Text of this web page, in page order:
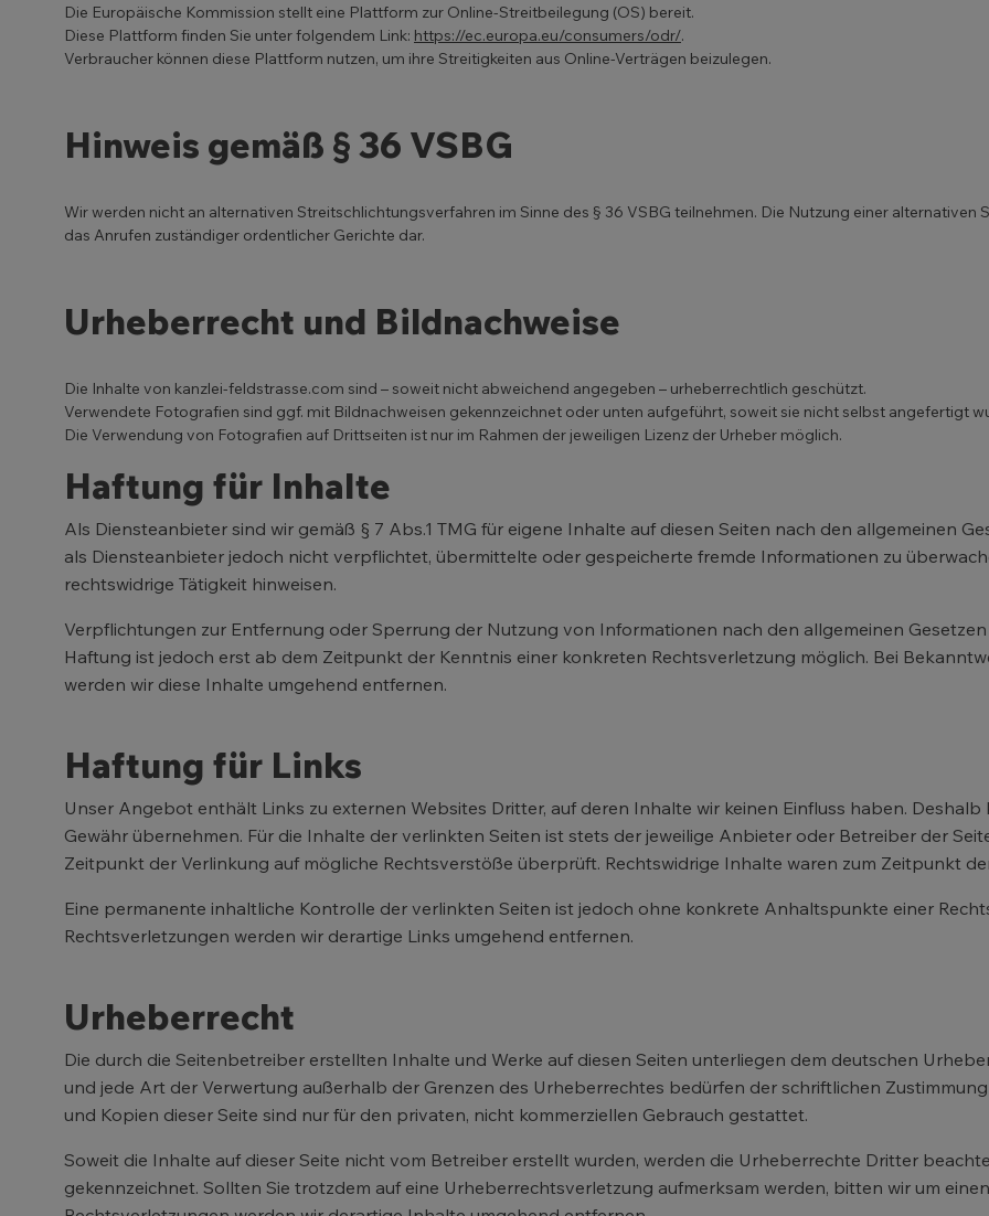
Die Europäische Kommission stellt eine Plattform zur Online-Streitbeilegung (OS) bereit.
Diese Plattform finden Sie unter folgendem Link: https://ec.europa.eu/consumers/odr/.
Verbraucher können diese Plattform nutzen, um ihre Streitigkeiten aus Online-Verträgen beizulegen.
Hinweis gemäß § 36 VSBG
Wir werden nicht an alternativen Streitschlichtungsverfahren im Sinne des § 36 VSBG teilnehmen. Die Nutzung einer
das Anrufen zuständiger ordentlicher Gerichte dar.
Urheberrecht und Bildnachweise
Die Inhalte von kanzlei-feldstrasse.com sind – soweit nicht abweichend angegeben – urheberrechtlich geschützt.
Verwendete Fotografien sind ggf. mit Bildnachweisen gekennzeichnet oder unten aufgeführt, soweit sie nicht selbst angefertigt
Die Verwendung von Fotografien auf Drittseiten ist nur im Rahmen der jeweiligen Lizenz der Urheber möglich.
Haftung für Inhalte
Als Diensteanbieter sind wir gemäß § 7 Abs.1 TMG für eigene Inhalte auf diesen Seiten nach den allgemeinen
als Diensteanbieter jedoch nicht verpflichtet, übermittelte oder gespeicherte fremde Informationen zu
rechtswidrige Tätigkeit hinweisen.
Verpflichtungen zur Entfernung oder Sperrung der Nutzung von Informationen nach den allgemeinen
Haftung ist jedoch erst ab dem Zeitpunkt der Kenntnis einer konkreten Rechtsverletzung möglich. Bei
werden wir diese Inhalte umgehend entfernen.
Haftung für Links
Unser Angebot enthält Links zu externen Websites Dritter, auf deren Inhalte wir keinen Einfluss haben.
Gewähr übernehmen. Für die Inhalte der verlinkten Seiten ist stets der jeweilige Anbieter oder Betreiber der
Zeitpunkt der Verlinkung auf mögliche Rechtsverstöße überprüft. Rechtswidrige Inhalte waren zum Zeitpunkt
Eine permanente inhaltliche Kontrolle der verlinkten Seiten ist jedoch ohne konkrete Anhaltspunkte einer
Rechtsverletzungen werden wir derartige Links umgehend entfernen.
Urheberrecht
Die durch die Seitenbetreiber erstellten Inhalte und Werke auf diesen Seiten unterliegen dem deutschen
und jede Art der Verwertung außerhalb der Grenzen des Urheberrechtes bedürfen der schriftlichen
und Kopien dieser Seite sind nur für den privaten, nicht kommerziellen Gebrauch gestattet.
Soweit die Inhalte auf dieser Seite nicht vom Betreiber erstellt wurden, werden die Urheberrechte Dritter
gekennzeichnet. Sollten Sie trotzdem auf eine Urheberrechtsverletzung aufmerksam werden, bitten wir um